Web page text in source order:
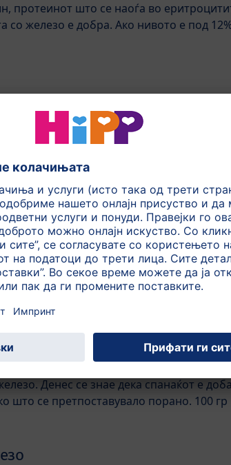
протеинот што се наоѓа во
со железо е добра. Ако нивото е под
железото од животински
извори потешко се абсорбира.
со снабдувањето со железо. Но постојат
железо во вашиот организам: витаминот
поголема количина на железо. За
конзумирате, потребно е да
Ц, како на пример некои овошја
капки свеж лимонов сок на
мусли, е многу добра идеја.
: танински комплекси кои ја блокираат
чај, кафето и црвеното вино.
се богати со железо. Исто така многу
како што беше порано. Се
Денес се знае дека спанаќот е
што се претпоставувало порано. 100 гр